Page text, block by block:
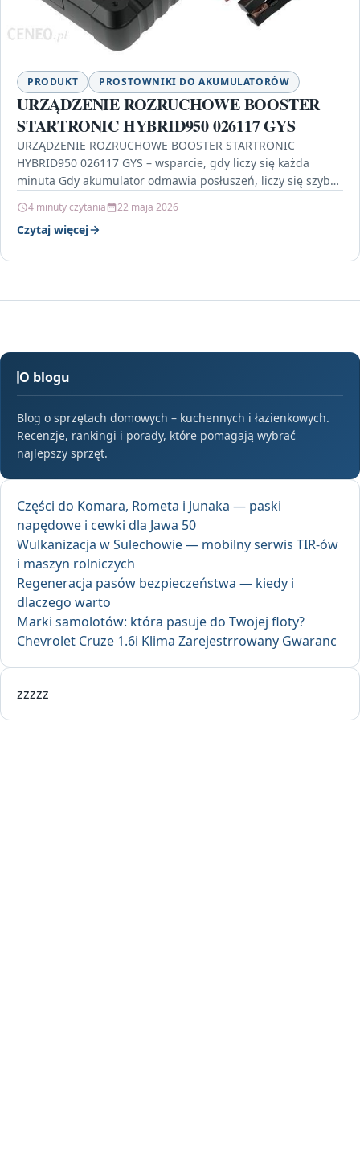
PRODUKT PROSTOWNIKI DO AKUMULATORÓW
URZĄDZENIE ROZRUCHOWE BOOSTER
STARTRONIC HYBRID950 026117 GYS
URZĄDZENIE ROZRUCHOWE BOOSTER STARTRONIC
HYBRID950 026117 GYS – wsparcie, gdy liczy się każda
minuta Gdy akumulator odmawia posłuszeń, liczy się szybka
4 minuty czytania 22 maja 2026
Czytaj więcej
O blogu
Blog o sprzętach domowych – kuchennych i łazienkowych.
Recenzje, rankingi i porady, które pomagają wybrać
najlepszy sprzęt.
Części do Komara, Rometa i Junaka — paski
napędowe i cewki dla Jawa 50
Wulkanizacja w Sulechowie — mobilny serwis TIR-ów
i maszyn rolniczych
Regeneracja pasów bezpieczeństwa — kiedy i
dlaczego warto
Marki samolotów: która pasuje do Twojej floty?
Chevrolet Cruze 1.6i Klima Zarejestrrowany Gwaranc
zzzzz